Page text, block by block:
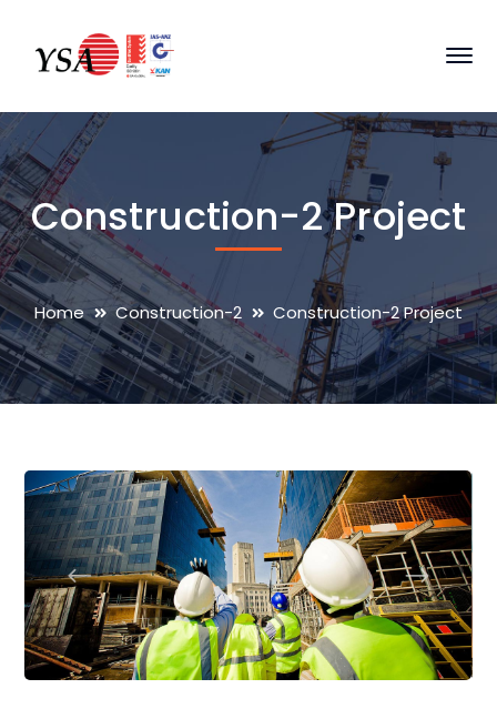
Construction-2 Project
Home Construction-2 Construction-2 Project